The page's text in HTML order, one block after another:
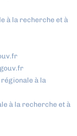
à la recherche et à
à la recherche et à